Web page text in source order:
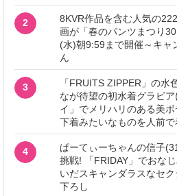
2
8KVR作品を含む人気の
画が「春のパンツまつり
(水)朝9:59まで開催～キャ
ん
3
「FRUITS ZIPPER」の水
なが待望の初水着グラビ
イ」でメリハリのある美
下着みたいなものを人前で
4
ぱーてぃーちゃんの信子
挑戦! 「FRIDAY」でおな
いだスキャンダラスなセ
下ろし